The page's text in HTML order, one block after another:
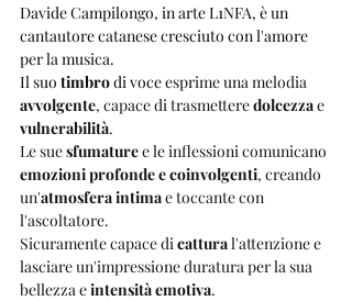
Davide Campilongo, in arte L1NFA, è un
cantautore catanese cresciuto con l'amore
per la musica.
Il suo timbro di voce esprime una melodia
avvolgente, capace di trasmettere dolcezza e
vulnerabilità.
Le sue sfumature e le inflessioni comunicano
emozioni profonde e coinvolgenti, creando
un'atmosfera intima e toccante con
l'ascoltatore.
Sicuramente capace di cattura l'attenzione e
lasciare un'impressione duratura per la sua
bellezza e intensità emotiva.